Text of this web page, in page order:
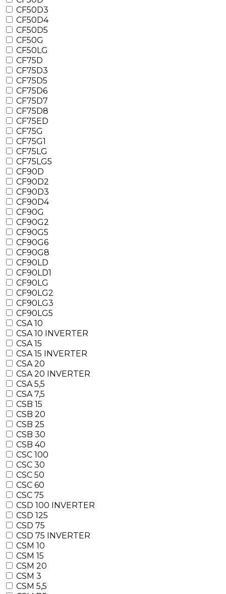
CF50D3
CF50D4
CF50D5
CF50G
CF50LG
CF75D
CF75D3
CF75D5
CF75D6
CF75D7
CF75D8
CF75ED
CF75G
CF75G1
CF75LG
CF75LG5
CF90D
CF90D2
CF90D3
CF90D4
CF90G
CF90G2
CF90G5
CF90G6
CF90G8
CF90LD
CF90LD1
CF90LG
CF90LG2
CF90LG3
CF90LG5
CSA 10
CSA 10 INVERTER
CSA 15
CSA 15 INVERTER
CSA 20
CSA 20 INVERTER
CSA 5,5
CSA 7,5
CSB 15
CSB 20
CSB 25
CSB 30
CSB 40
CSC 100
CSC 30
CSC 50
CSC 60
CSC 75
CSD 100 INVERTER
CSD 125
CSD 75
CSD 75 INVERTER
CSM 10
CSM 15
CSM 20
CSM 3
CSM 5,5